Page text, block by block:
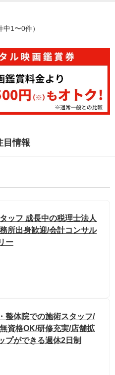
中1〜0件）
目情報
ッフ 成長中の税理士法人
所出身歓迎/会計コンサル
ー
整体院での施術スタッフ/
資格OK/研修充実/店舗拡
プができる週休2日制